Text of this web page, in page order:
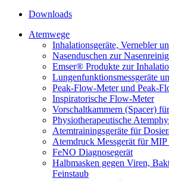
Downloads
Atemwege
Inhalationsgeräte, Vernebler
Nasenduschen zur
Emser® Produkte zur
Lungenfunktionsmessgeräte
Peak-Flow-Meter und Peak-
Inspiratorische Flow-Meter
Vorschaltkammern (Spacer)
Physiotherapeutische
Atemtrainingsgeräte für
Atemdruck Messgerät für
FeNO Diagnosegerät
Halbmasken gegen Viren,
Feinstaub